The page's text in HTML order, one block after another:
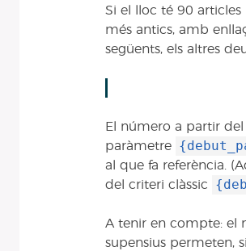
Si el lloc té 90
més antics, amb
següents, els altres
El número a partir del
paràmetre
al que fa referència.
del criteri clàssic
A tenir en compte: el
supensius permeten,